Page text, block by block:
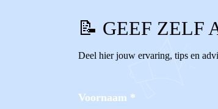
📝 GEEF ZELF
Deel hier jouw ervaring, tips en
Voornaam *